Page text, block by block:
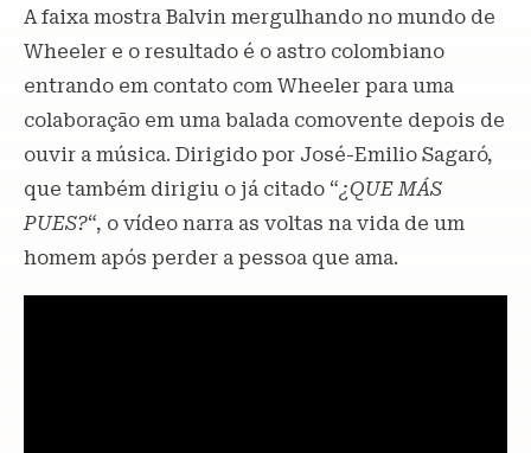
A faixa mostra Balvin mergulhando no mundo de
Wheeler e o resultado é o astro colombiano
entrando em contato com Wheeler para uma
colaboração em uma balada comovente depois de
ouvir a música. Dirigido por José-Emilio Sagaró,
que também dirigiu o já citado “¿QUE MÁS
PUES?“, o vídeo narra as voltas na vida de um
homem após perder a pessoa que ama.